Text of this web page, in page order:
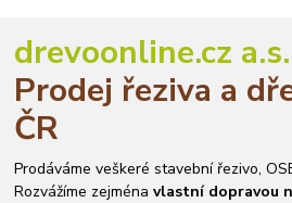
drevoonline.cz a.s.
Prodej řeziva a
ČR
Prodáváme veškeré stavební řezivo,
Rozvážíme zejménavlastní dopravou